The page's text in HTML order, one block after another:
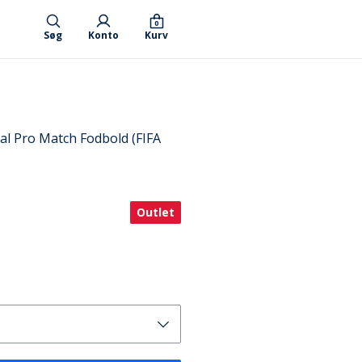
Søg Konto Kurv
0
Pro Match Fodbold (FIFA
Outlet